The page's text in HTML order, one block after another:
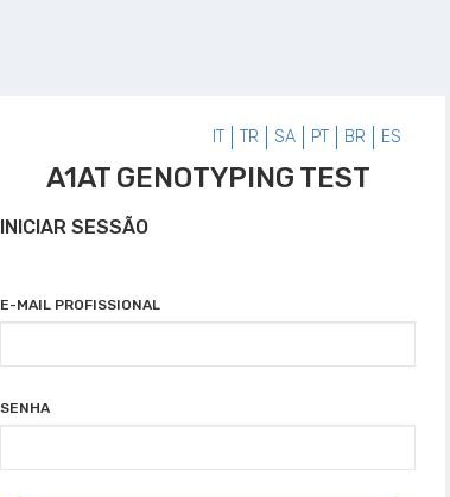
ES
BR
PT
SA
TR
IT
A1AT GENOTYPING TEST
INICIAR SESSÃO
E-MAIL PROFISSIONAL
SENHA